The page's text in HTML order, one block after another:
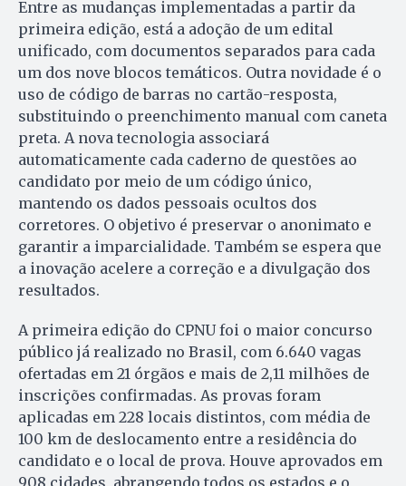
Entre as mudanças implementadas a partir da
primeira edição, está a adoção de um edital
unificado, com documentos separados para cada
um dos nove blocos temáticos. Outra novidade é o
uso de código de barras no cartão-resposta,
substituindo o preenchimento manual com caneta
preta. A nova tecnologia associará
automaticamente cada caderno de questões ao
candidato por meio de um código único,
mantendo os dados pessoais ocultos dos
corretores. O objetivo é preservar o anonimato e
garantir a imparcialidade. Também se espera que
a inovação acelere a correção e a divulgação dos
resultados.
A primeira edição do CPNU foi o maior concurso
público já realizado no Brasil, com 6.640 vagas
ofertadas em 21 órgãos e mais de 2,11 milhões de
inscrições confirmadas. As provas foram
aplicadas em 228 locais distintos, com média de
100 km de deslocamento entre a residência do
candidato e o local de prova. Houve aprovados em
908 cidades, abrangendo todos os estados e o